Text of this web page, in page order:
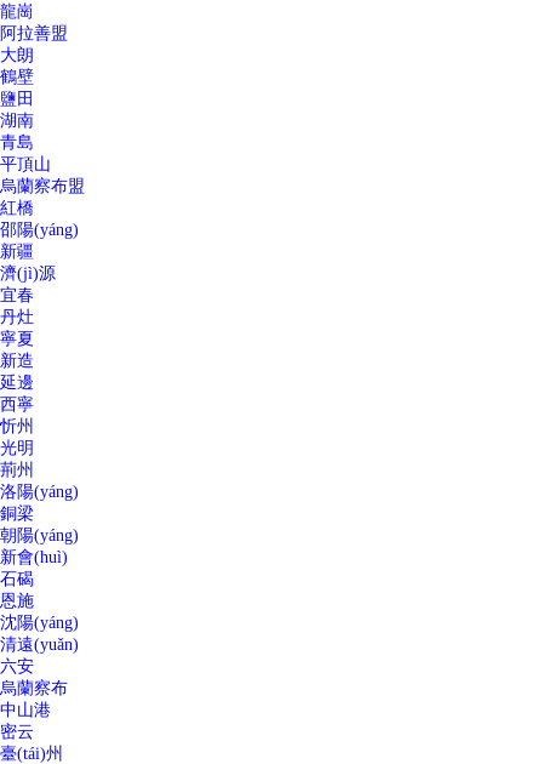
龍崗
阿拉善盟
大朗
鶴壁
鹽田
湖南
青島
平頂山
烏蘭察布盟
紅橋
邵陽(yáng)
新疆
濟(jì)源
宜春
丹灶
寧夏
新造
延邊
西寧
忻州
光明
荊州
洛陽(yáng)
銅梁
朝陽(yáng)
新會(huì)
石碣
恩施
沈陽(yáng)
清遠(yuǎn)
六安
烏蘭察布
中山港
密云
臺(tái)州